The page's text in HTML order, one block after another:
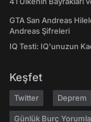
GTA San Andreas
Andreas Şifreleri
IQ Testi: IQ'unuzun
Keşfet
Twitter Deprem
Günlük Burç